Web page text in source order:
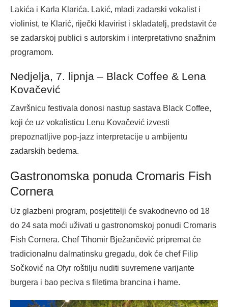
Lakića i Karla Klarića. Lakić, mladi zadarski vokalist i
violinist, te Klarić, riječki klavirist i skladatelj, predstavit će
se zadarskoj publici s autorskim i interpretativno snažnim
programom.
Nedjelja, 7. lipnja – Black Coffee & Lena
Kovačević
Završnicu festivala donosi nastup sastava Black Coffee,
koji će uz vokalisticu Lenu Kovačević izvesti
prepoznatljive pop-jazz interpretacije u ambijentu
zadarskih bedema.
Gastronomska ponuda Cromaris Fish
Cornera
Uz glazbeni program, posjetitelji će svakodnevno od 18
do 24 sata moći uživati u gastronomskoj ponudi Cromaris
Fish Cornera. Chef Tihomir Bježančević pripremat će
tradicionalnu dalmatinsku gregadu, dok će chef Filip
Sočković na Ofyr roštilju nuditi suvremene varijante
burgera i bao peciva s filetima brancina i hame.